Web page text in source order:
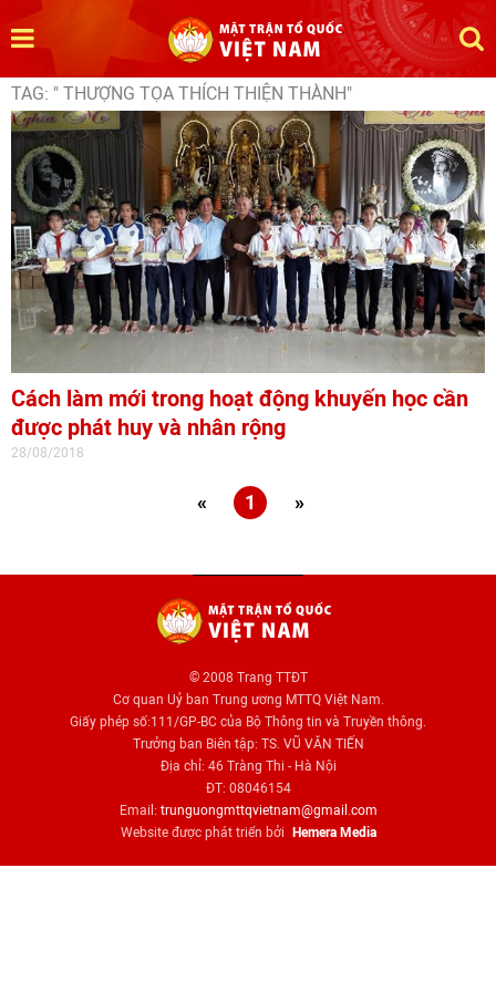
TAG: " THƯỢNG TỌA THÍCH THIỆN THÀNH"
Cách làm mới trong hoạt động khuyến học cần
được phát huy và nhân rộng
28/08/2018
« 1 »
© 2008 Trang TTĐT
Cơ quan Uỷ ban Trung ương MTTQ Việt Nam.
Giấy phép số:111/GP-BC của Bộ Thông tin và Truyền thông.
Trưởng ban Biên tập: TS. VŨ VĂN TIẾN
Địa chỉ: 46 Tràng Thi - Hà Nội
ĐT: 08046154
Email: trunguongmttqvietnam@gmail.com
Website được phát triển bởi
Hemera Media